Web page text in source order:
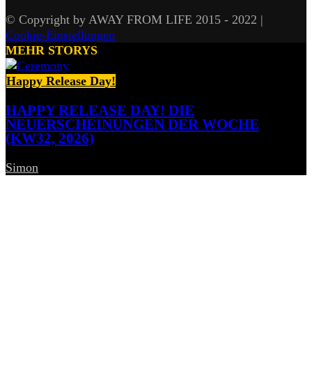
© Copyright by AWAY FROM LIFE 2015 - 2022 |
Cookie-Einstellungen
MEHR STORYS
Happy Release Day!
HAPPY RELEASE DAY! DIE
NEUERSCHEINUNGEN DER WOCHE
(KW32, 2026)
Simon